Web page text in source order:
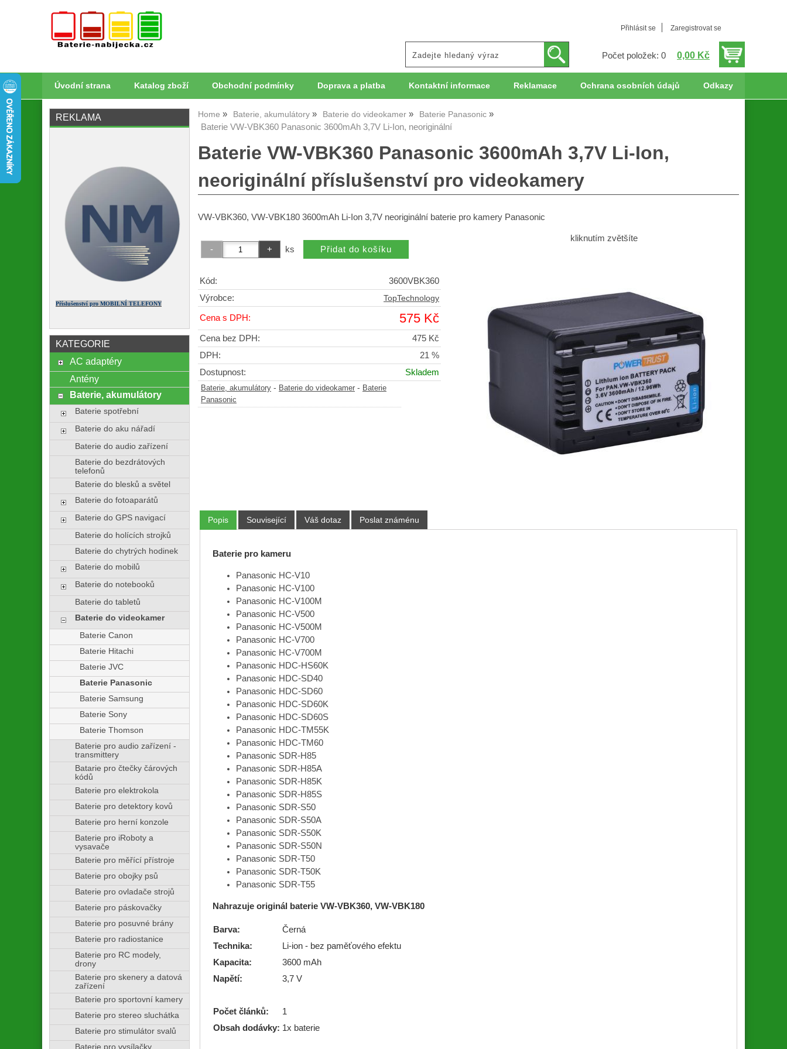
Přihlásit se Zaregistrovat se
Počet položek: 0 0,00 Kč
Úvodní strana Katalog zboží Obchodní podmínky Doprava a platba Kontaktní informace Reklamace Ochrana osobních údajů Odkazy
Home Baterie, akumulátory Baterie do videokamer Baterie Panasonic
Baterie VW-VBK360 Panasonic 3600mAh 3,7V Li-Ion, neoriginální
Baterie VW-VBK360 Panasonic 3600mAh 3,7V Li-Ion,
neoriginální příslušenství pro videokamery
VW-VBK360, VW-VBK180 3600mAh Li-Ion 3,7V neoriginální baterie pro kamery Panasonic
kliknutím zvětšíte
ks
Kód:
3600VBK360
Výrobce:
TopTechnology
Cena s DPH: 575 Kč
Cena bez DPH:
475 Kč
DPH:
21 %
Dostupnost:
Skladem
Baterie, akumulátory - Baterie do videokamer - Baterie
Panasonic
Popis Související Váš dotaz Poslat známénu
Baterie pro kameru
Panasonic HC-V10
Panasonic HC-V100
Panasonic HC-V100M
Panasonic HC-V500
Panasonic HC-V500M
Panasonic HC-V700
Panasonic HC-V700M
Panasonic HDC-HS60K
Panasonic HDC-SD40
Panasonic HDC-SD60
Panasonic HDC-SD60K
Panasonic HDC-SD60S
Panasonic HDC-TM55K
Panasonic HDC-TM60
Panasonic SDR-H85
Panasonic SDR-H85A
Panasonic SDR-H85K
Panasonic SDR-H85S
Panasonic SDR-S50
Panasonic SDR-S50A
Panasonic SDR-S50K
Panasonic SDR-S50N
Panasonic SDR-T50
Panasonic SDR-T50K
Panasonic SDR-T55
Nahrazuje originál baterie VW-VBK360, VW-VBK180
Barva:
Černá
Technika:
Li-ion - bez paměťového efektu
Kapacita:
3600 mAh
Napětí:
3,7 V
Počet článků:
1
Obsah dodávky: 1x baterie
REKLAMA
Příslušenství pro MOBILNÍ TELEFONY
KATEGORIE
AC adaptéry
Antény
Baterie, akumulátory
Baterie spotřební
Baterie do aku nářadí
Baterie do audio zařízení
Baterie do bezdrátových
telefonů
Baterie do blesků a světel
Baterie do fotoaparátů
Baterie do GPS navigací
Baterie do holících strojků
Baterie do chytrých hodinek
Baterie do mobilů
Baterie do notebooků
Baterie do tabletů
Baterie do videokamer
Baterie Canon
Baterie Hitachi
Baterie JVC
Baterie Panasonic
Baterie Samsung
Baterie Sony
Baterie Thomson
Baterie pro audio zařízení -
transmittery
Batarie pro čtečky čárových
kódů
Baterie pro elektrokola
Baterie pro detektory kovů
Baterie pro herní konzole
Baterie pro iRoboty a
vysavače
Baterie pro měřící přístroje
Baterie pro obojky psů
Baterie pro ovladače strojů
Baterie pro páskovačky
Baterie pro posuvné brány
Baterie pro radiostanice
Baterie pro RC modely,
drony
Baterie pro skenery a datová
zařízení
Baterie pro sportovní kamery
Baterie pro stereo sluchátka
Baterie pro stimulátor svalů
Baterie pro vysílačky